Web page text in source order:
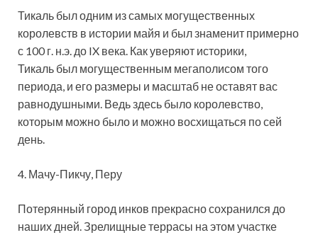
Тикаль был одним из самых могущественных
королевств в истории майя и был знаменит примерно
с 100 г. н.э. до IX века. Как уверяют историки,
Тикаль был могущественным мегаполисом того
периода, и его размеры и масштаб не оставят вас
равнодушными. Ведь здесь было королевство,
которым можно было и можно восхищаться по сей
день.
4. Мачу-Пикчу, Перу
Потерянный город инков прекрасно сохранился до
наших дней. Зрелищные террасы на этом участке